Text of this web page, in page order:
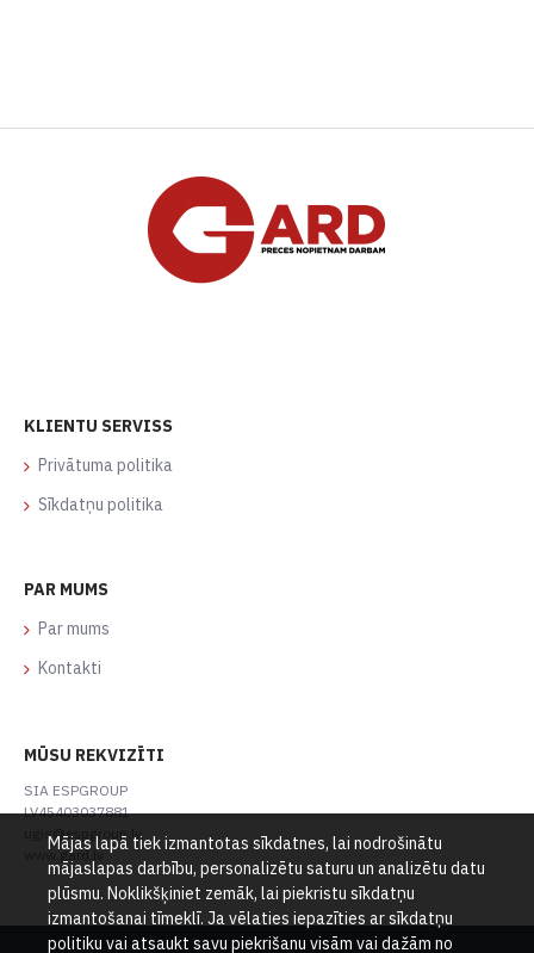
KLIENTU SERVISS
Privātuma politika
Sīkdatņu politika
PAR MUMS
Par mums
Kontakti
MŪSU REKVIZĪTI
SIA ESPGROUP
LV45403037881
ugis@espgroup.lv
www.gard.lv
Mājas lapā tiek izmantotas sīkdatnes, lai nodrošinātu
mājaslapas darbību, personalizētu saturu un analizētu datu
plūsmu. Noklikšķiniet zemāk, lai piekristu sīkdatņu
izmantošanai tīmeklī. Ja vēlaties iepazīties ar sīkdatņu
politiku vai atsaukt savu piekrišanu visām vai dažām no